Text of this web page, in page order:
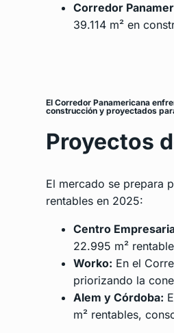
Corredor
39.114 m² en
El Corredor Panamericana
construcción y proyectados
Proyectos
El mercado se prepara
rentables en 2025:
Centro
22.995 m²
Worko: En el
priorizando la
Alem y Córdoba:
m² rentables,